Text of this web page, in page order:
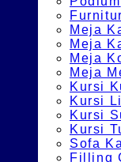
Meja
Meja
Meja
Meja
Kursi
Kursi
Kursi
Kursi
Sofa
Filling